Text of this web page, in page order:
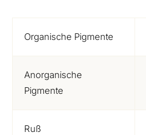
Organische Pigmente
Anorganische
Pigmente
Ruß